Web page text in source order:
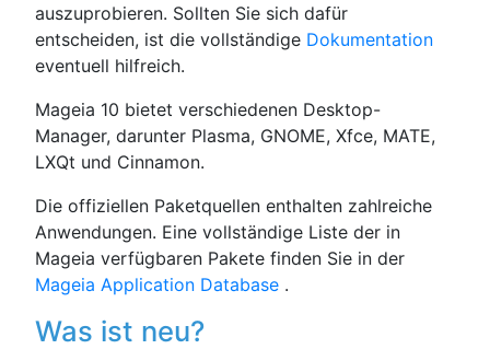
auszuprobieren. Sollten Sie sich dafür
entscheiden, ist die vollständige Dokumentation
eventuell hilfreich.
Mageia 10 bietet verschiedenen Desktop-
Manager, darunter Plasma, GNOME, Xfce, MATE,
LXQt und Cinnamon.
Die offiziellen Paketquellen enthalten zahlreiche
Anwendungen. Eine vollständige Liste der in
Mageia verfügbaren Pakete finden Sie in der
Mageia Application Database .
Was ist neu?